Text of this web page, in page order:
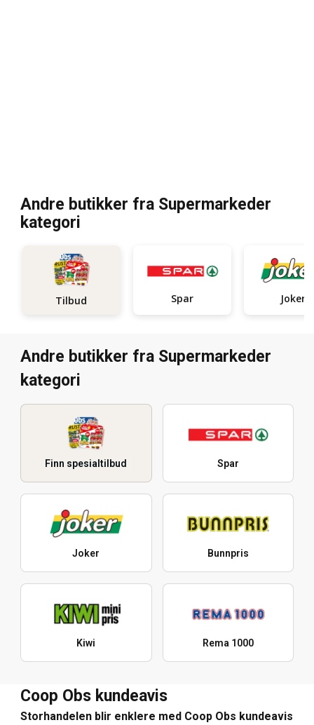
Andre butikker fra Supermarkeder
kategori
Tilbud Spar Joker
Andre butikker fra Supermarkeder
kategori
Finn spesialtilbud Spar
Joker Bunnpris
Kiwi Rema 1000
Coop Obs kundeavis
Storhandelen blir enklere med Coop Obs kundeavis